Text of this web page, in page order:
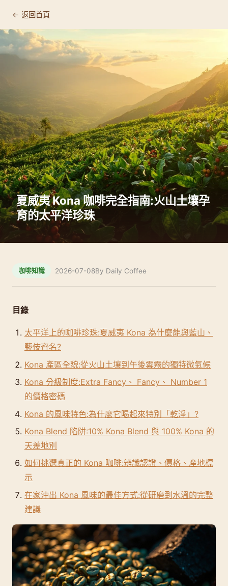
← 返回首頁
夏威夷 Kona 咖啡完全指南:火山土壤孕
育的太平洋珍珠
咖啡知識 2026-07-08By Daily Coffee
目錄
太平洋上的咖啡珍珠:夏威夷 Kona 為什麼能與藍山、
藝伎齊名?
Kona 產區全貌:從火山土壤到午後雲霧的獨特微氣候
Kona 分級制度:Extra Fancy、 Fancy、 Number 1
的價格密碼
Kona 的風味特色:為什麼它喝起來特別「乾淨」?
Kona Blend 陷阱:10% Kona Blend 與 100% Kona 的
天差地別
如何挑選真正的 Kona 咖啡:辨識認證、價格、產地標
示
在家沖出 Kona 風味的最佳方式:從研磨到水溫的完整
建議